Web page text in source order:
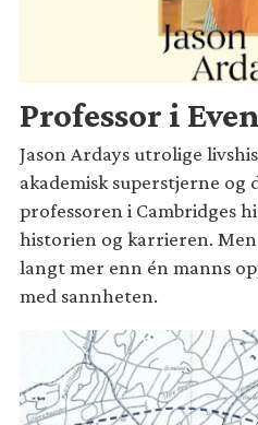
Professor i
Jason Ardays utrolige
akademisk superstjerne og
professoren i Cambridges
historien og karrieren.
langt mer enn én manns
med sannheten.